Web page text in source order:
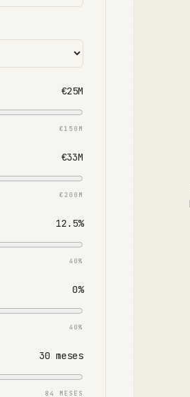
€25M
€150M
€33M
€200M
12.5%
40%
0%
40%
30 meses
84 MESES